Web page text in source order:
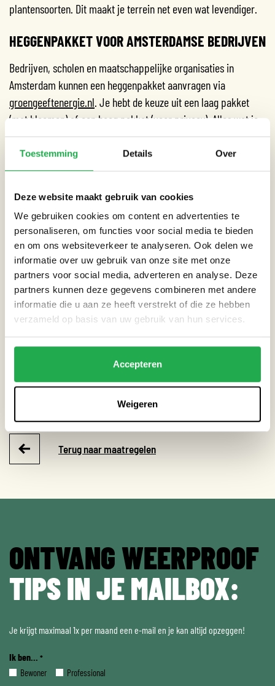
Toestemming Details Over
Deze website maakt gebruik van cookies
We gebruiken cookies om content en advertenties te
personaliseren, om functies voor social media te bieden
en om ons websiteverkeer te analyseren. Ook delen we
informatie over uw gebruik van onze site met onze
partners voor social media, adverteren en analyse. Deze
partners kunnen deze gegevens combineren met andere
informatie die u aan ze heeft verstrekt of die ze hebben
verzameld op basis van uw gebruik van hun services.
Accepteren
Weigeren
plantensoorten. Dit maakt je terrein net even wat levendiger.
HEGGENPAKKET VOOR AMSTERDAMSE BEDRIJVEN
Bedrijven, scholen en maatschappelijke organisaties in
Amsterdam kunnen een heggenpakket aanvragen via
groengeeftenergie.nl . Je hebt de keuze uit een laag pakket
(met bloemen) of een hoog pakket (voor privacy). Alles wat je
nodig hebt zit erbij.
Let op: er zijn een beperkt aantal pakketten beschikbaar, dus
CATEGORIEËN
Tuin
Extreme neerslag
Terug naar maatregelen
ONTVANG WEERPROOF
TIPS IN JE MAILBOX:
Je krijgt maximaal 1x per maand een e-mail en je kan altijd opzeggen!
Ik ben... *
Bewoner Professional